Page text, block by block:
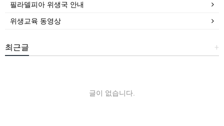
필라델피아 위생국 안내
위생교육 동영상
+
최근글
글이 없습니다.